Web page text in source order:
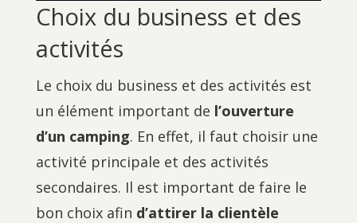
Choix du business et des
activités
Le choix du business et des activités est
un élément important de l’ouverture
d’un camping. En effet, il faut choisir une
activité principale et des activités
secondaires. Il est important de faire le
bon choix afin d’attirer la clientèle